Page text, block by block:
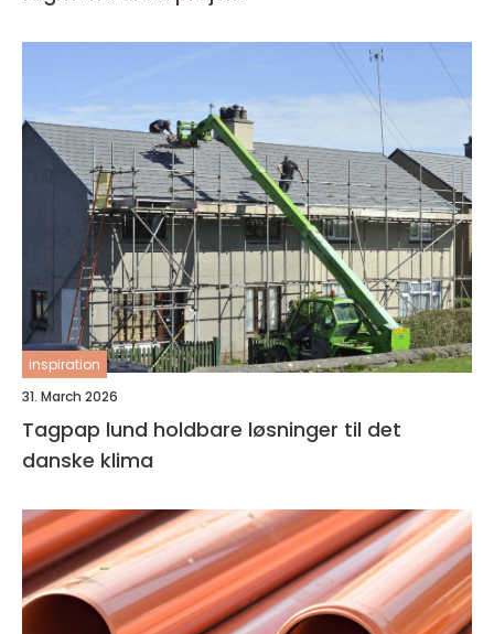
inspiration
31. March 2026
Tagpap lund holdbare løsninger til det
danske klima